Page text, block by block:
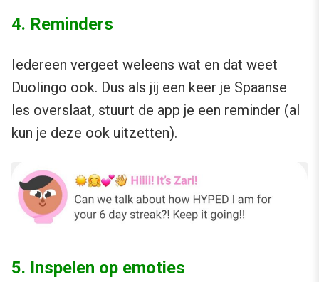
4. Reminders
Iedereen vergeet weleens wat en dat weet
Duolingo ook. Dus als jij een keer je Spaanse
les overslaat, stuurt de app je een reminder (al
kun je deze ook uitzetten).
5. Inspelen op emoties